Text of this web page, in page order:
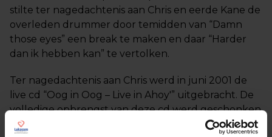
stilte ter nagedachtenis aan Chris en eerde Kane de
overleden drummer door temidden van “Damn
those eyes” een break te maken en daar “Harder
dan ik hebben kan” te vertolken.
Ter nagedachtenis aan Chris werd in juni 2001 de
live cd “Oog in Oog – Live in Ahoy'” uitgebracht. De
volledige opbrengst van deze cd werd geschonken
aan stichting Warchild.